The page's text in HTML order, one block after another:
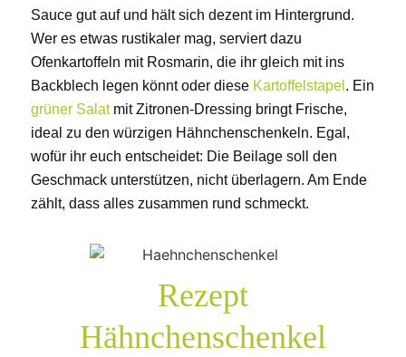
Sauce gut auf und hält sich dezent im Hintergrund.
Wer es etwas rustikaler mag, serviert dazu
Ofenkartoffeln mit Rosmarin, die ihr gleich mit ins
Backblech legen könnt oder diese Kartoffelstapel . Ein
grüner Salatmit Zitronen-Dressing bringt Frische,
ideal zu den würzigen Hähnchenschenkeln. Egal,
wofür ihr euch entscheidet: Die Beilage soll den
Geschmack unterstützen, nicht überlagern. Am Ende
zählt, dass alles zusammen rund schmeckt.
Rezept
Hähnchenschenkel